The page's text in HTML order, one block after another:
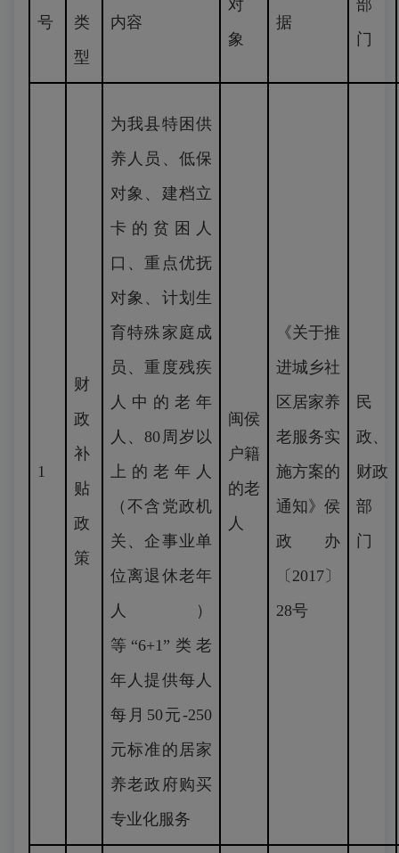
号
类
型
内容
对
象
据
部
门
1
财
政
补
贴
政
策
为我县特困供
养人员、低保
对象、建档立
卡的贫困人
口、重点优抚
对象、计划生
育特殊家庭成
员、重度残疾
人中的老年
人、80周岁以
上的老年人
（不含党政机
关、企事业单
位离退休老年
人）
等“6+1”类老
年人提供每人
每月50元-250
元标准的居家
养老政府购买
专业化服务
闽侯
户籍
的老
人
《关于推
进城乡社
区居家养
老服务实
施方案的
通知》侯
政办
〔2017〕
28号
民
政、
财政
部
门